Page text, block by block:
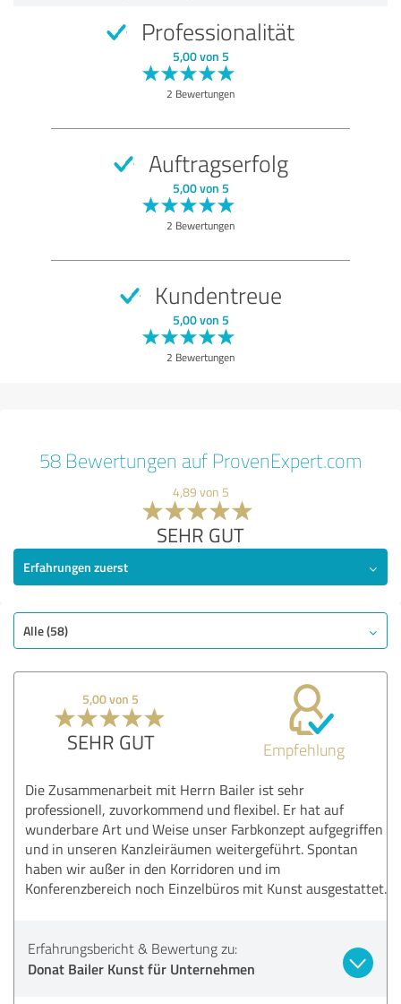
Professionalität
5,00 von 5
2 Bewertungen
Auftragserfolg
5,00 von 5
2 Bewertungen
Kundentreue
5,00 von 5
2 Bewertungen
58 Bewertungen auf ProvenExpert.com
4,89 von 5
SEHR GUT
Erfahrungen zuerst
Alle (58)
5,00 von 5
SEHR GUT Empfehlung
Die Zusammenarbeit mit Herrn Bailer ist sehr
professionell, zuvorkommend und flexibel. Er hat auf
wunderbare Art und Weise unser Farbkonzept aufgegriffen
und in unseren Kanzleiräumen weitergeführt. Spontan
haben wir außer in den Korridoren und im
Konferenzbereich noch Einzelbüros mit Kunst ausgestattet.
Erfahrungsbericht & Bewertung zu:
Donat Bailer Kunst für Unternehmen